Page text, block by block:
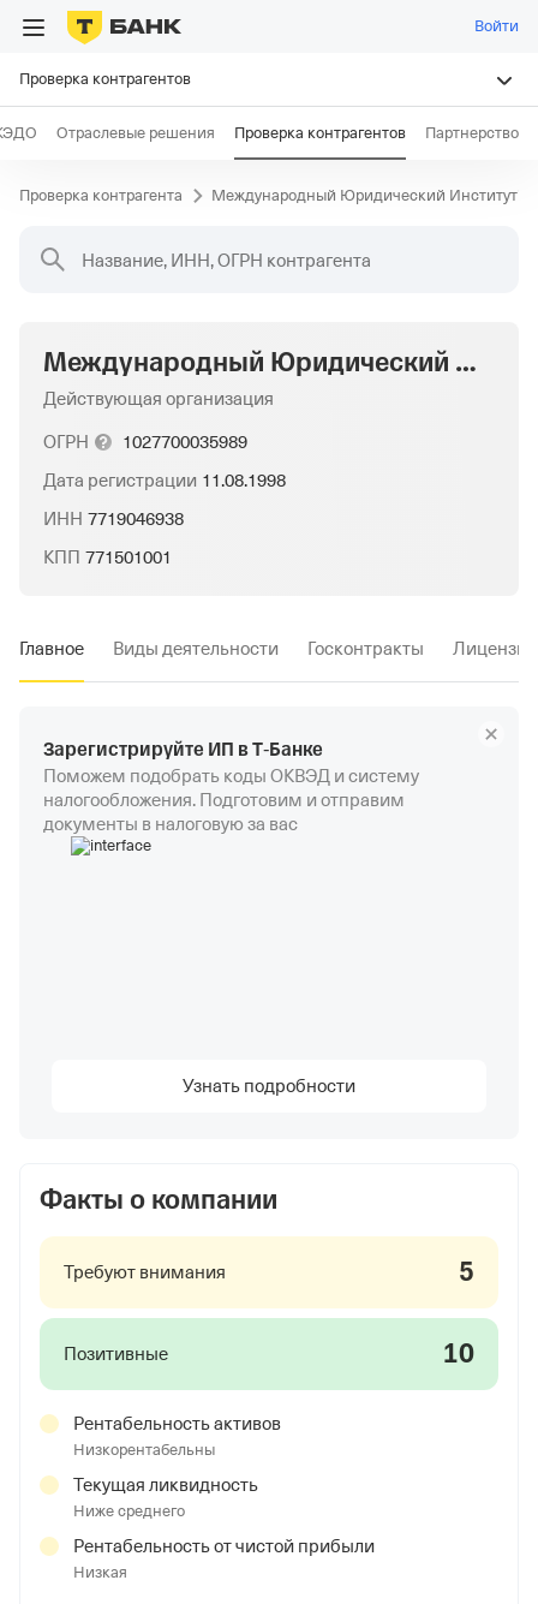
Войти
Проверка контрагентов
Отраслевые решения Проверка контрагентов Партнерство
Проверка контрагента Международный Юридический Институт"
Название, ИНН, ОГРН контрагента
Международный Юридический Институт"
Действующая организация
ОГРН
1027700035989
Дата регистрации 11.08.1998
ИНН 7719046938
КПП 771501001
Главное Виды деятельности Госконтракты Лицензии
Зарегистрируйте ИП в Т‑Банке
Поможем подобрать коды ОКВЭД и систему
налогообложения. Подготовим и отправим
документы в налоговую за вас
Узнать подробности
Факты о компании
Требуют внимания 5
Позитивные 10
Рентабельность активов
Низкорентабельны
Текущая ликвидность
Ниже среднего
Рентабельность от чистой прибыли
Низкая